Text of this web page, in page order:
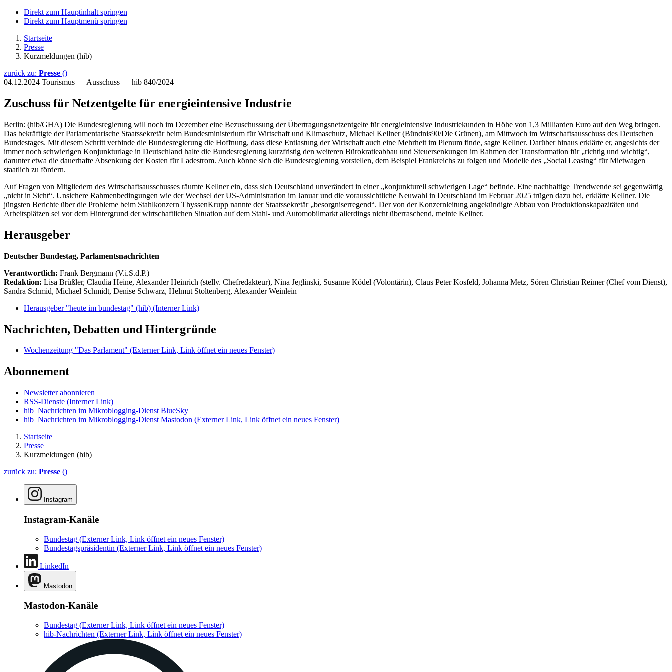
Direkt zum Hauptinhalt springen
Direkt zum Hauptmenü springen
Startseite
Presse
Kurzmeldungen (hib)
zurück zu: Presse ()
04.12.2024 Tourismus — Ausschuss — hib 840/2024
Zuschuss für Netzentgelte für energieintensive Industrie
Berlin: (hib/GHA) Die Bundesregierung will noch im Dezember eine Bezuschussung der Übertragungsnetzentgelte für energieintensive Industriekunden in Höhe von 1,3 Milliarden Euro auf den Weg bringen.
Das bekräftigte der Parlamentarische Staatssekretär beim Bundesministerium für Wirtschaft und Klimaschutz, Michael Kellner (Bündnis90/Die Grünen), am Mittwoch im Wirtschaftsausschuss des Deutschen
Bundestages. Mit diesem Schritt verbinde die Bundesregierung die Hoffnung, dass diese Entlastung der Wirtschaft auch eine Mehrheit im Plenum finde, sagte Kellner. Darüber hinaus erklärte er, angesichts der
immer noch schwierigen Konjunkturlage in Deutschland halte die Bundesregierung kurzfristig den weiteren Bürokratieabbau und Steuersenkungen im Rahmen der Transformation für „richtig und wichtig“,
darunter etwa die dauerhafte Absenkung der Kosten für Ladestrom. Auch könne sich die Bundesregierung vorstellen, dem Beispiel Frankreichs zu folgen und Modelle des „Social Leasing“ für Mietwagen
staatlich zu fördern.
Auf Fragen von Mitgliedern des Wirtschaftsausschusses räumte Kellner ein, dass sich Deutschland unverändert in einer „konjunkturell schwierigen Lage“ befinde. Eine nachhaltige Trendwende sei gegenwärtig
„nicht in Sicht“. Unsichere Rahmenbedingungen wie der Wechsel der US-Administration im Januar und die voraussichtliche Neuwahl in Deutschland im Februar 2025 trügen dazu bei, erklärte Kellner. Die
jüngsten Berichte über die Probleme beim Stahlkonzern ThyssenKrupp nannte der Staatssekretär „besorgniserregend“. Der von der Konzernleitung angekündigte Abbau von Produktionskapazitäten und
Arbeitsplätzen sei vor dem Hintergrund der wirtschaftlichen Situation auf dem Stahl- und Automobilmarkt allerdings nicht überraschend, meinte Kellner.
Herausgeber
Deutscher Bundestag, Parlamentsnachrichten
Verantwortlich: Frank Bergmann (V.i.S.d.P.)
Redaktion: Lisa Brüßler, Claudia Heine, Alexander Heinrich (stellv. Chefredakteur), Nina Jeglinski, Susanne Ködel (Volontärin), Claus Peter Kosfeld, Johanna Metz, Sören Christian Reimer (Chef vom Dienst),
Sandra Schmid, Michael Schmidt, Denise Schwarz, Helmut Stoltenberg, Alexander Weinlein
Herausgeber "heute im bundestag" (hib) (Interner Link)
Nachrichten, Debatten und Hintergründe
Wochenzeitung "Das Parlament" (Externer Link, Link öffnet ein neues Fenster)
Abonnement
Newsletter abonnieren
RSS-Dienste (Interner Link)
hib_Nachrichten im Mikroblogging-Dienst BlueSky
hib_Nachrichten im Mikroblogging-Dienst Mastodon (Externer Link, Link öffnet ein neues Fenster)
Startseite
Presse
Kurzmeldungen (hib)
zurück zu: Presse ()
Instagram
Instagram-Kanäle
Bundestag (Externer Link, Link öffnet ein neues Fenster)
Bundestagspräsidentin (Externer Link, Link öffnet ein neues Fenster)
LinkedIn
Mastodon
Mastodon-Kanäle
Bundestag (Externer Link, Link öffnet ein neues Fenster)
hib-Nachrichten (Externer Link, Link öffnet ein neues Fenster)